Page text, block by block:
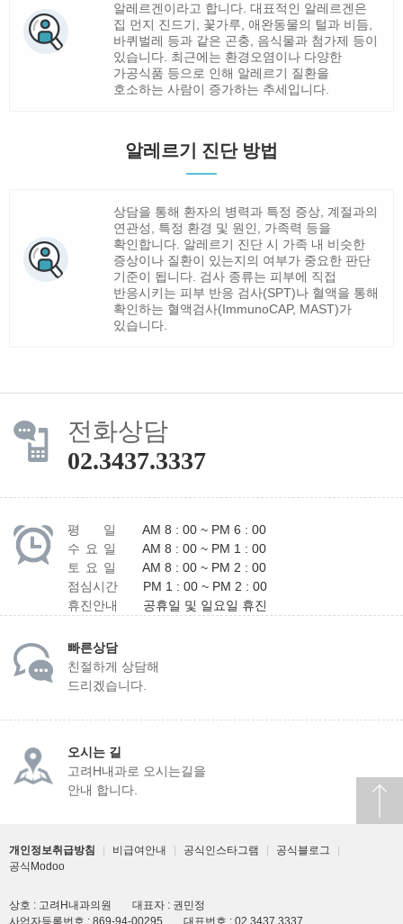
알레르겐이라고 합니다. 대표적인 알레르겐은
집 먼지 진드기, 꽃가루, 애완동물의 털과 비듬,
바퀴벌레 등과 같은 곤충, 음식물과 첨가제 등이
있습니다. 최근에는 환경오염이나 다양한
가공식품 등으로 인해 알레르기 질환을
호소하는 사람이 증가하는 추세입니다.
알레르기 진단 방법
상담을 통해 환자의 병력과 특정 증상, 계절과의
연관성, 특정 환경 및 원인, 가족력 등을
확인합니다. 알레르기 진단 시 가족 내 비슷한
증상이나 질환이 있는지의 여부가 중요한 판단
기준이 됩니다. 검사 종류는 피부에 직접
반응시키는 피부 반응 검사(SPT)나 혈액을 통해
확인하는 혈액검사(ImmunoCAP, MAST)가
있습니다.
전화상담
02.3437.3337
평 일
AM 8 : 00 ~ PM 6 : 00
수 요 일
AM 8 : 00 ~ PM 1 : 00
토 요 일
AM 8 : 00 ~ PM 2 : 00
점심시간
PM 1 : 00 ~ PM 2 : 00
휴진안내
공휴일 및 일요일 휴진
빠른상담
친절하게 상담해
드리겠습니다.
오시는 길
고려H내과로 오시는길을
안내 합니다.
개인정보취급방침 비급여안내 공식인스타그램 공식블로그
공식Modoo
상호 : 고려H내과의원
대표자 : 권민정
사업자등록번호 : 869-94-00295
대표번호 : 02.3437.3337